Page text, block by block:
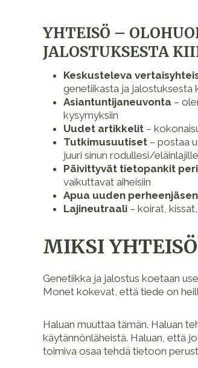
YHTEISÖ –
JALOSTUKSESTA
Keskusteleva
genetiikasta ja jalostuksesta
Asiantuntijaneuvonta –
kysymyksiin
Uudet artikkelit –
Tutkimusuutiset – postaa
juuri sinun rodullesi/
Päivittyvät tietopankit
vaikuttavat aiheisiin
Apua uuden
Lajineutraali – koirat,
MIKSI
Genetiikka ja jalostus koetaan
Monet kokevat, että tiede on
Haluan muuttaa tämän. Haluan
käytännönläheistä. Haluan, että
toimiva osaa tehdä tietoon